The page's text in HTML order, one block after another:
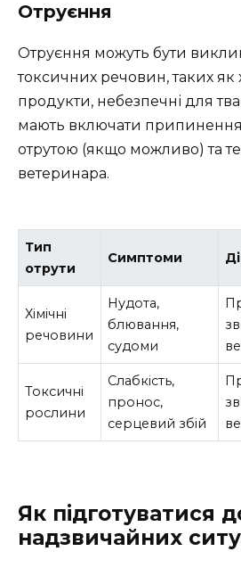
Отруєння
Отруєння можуть бути
токсичних речовин, таких як
продукти, небезпечні для
мають включати припинення
отрутою (якщо можливо) та
ветеринара.
Тип
отрути
Симптоми
Хімічні
речовини
Нудота,
блювання,
судоми
Токсичні
рослини
Слабкість,
пронос,
серцевий збій
Як підготуватися
надзвичайних